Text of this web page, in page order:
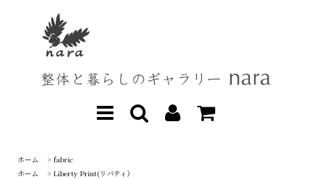
ホーム > fabric
ホーム
> Liberty Print(リバティ）